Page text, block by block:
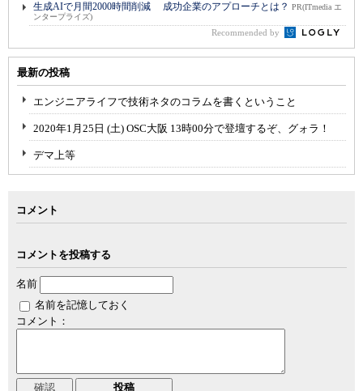
生成AIで月間2000時間削減 成功企業のアプローチとは？ PR(ITmedia エ
ンタープライズ)
Recommended by
最新の投稿
エンジニアライフで技術ネタのコラムを書くということ
2020年1月25日 (土) OSC大阪 13時00分で登壇するぞ、グォラ！
デマ上等
コメント
コメントを投稿する
名前
名前を記憶しておく
コメント：